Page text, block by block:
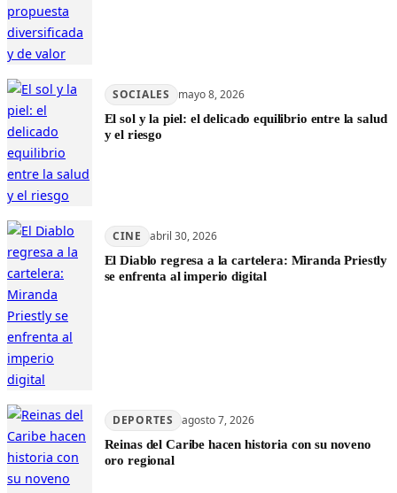
SOCIALES mayo 8, 2026
El sol y la piel: el delicado equilibrio entre la salud
y el riesgo
CINE abril 30, 2026
El Diablo regresa a la cartelera: Miranda Priestly
se enfrenta al imperio digital
DEPORTES agosto 7, 2026
Reinas del Caribe hacen historia con su noveno
oro regional